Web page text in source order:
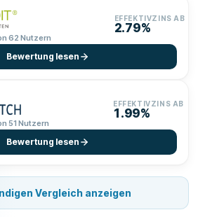
62 Nutzern
EFFEKTIVZINS AB
2.79%
Bewertung lesen
51 Nutzern
EFFEKTIVZINS AB
1.99%
Bewertung lesen
Vergleich anzeigen